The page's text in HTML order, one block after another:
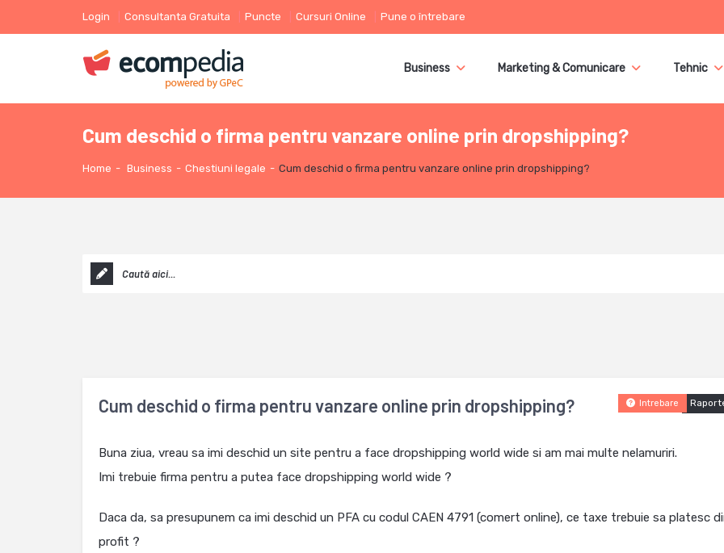
Login Consultanta Gratuita Puncte Cursuri Online Pune o întrebare
Business Marketing & Comunicare Tehnic
Cum deschid o firma pentru vanzare online prin dropshipping?
Home - Business - Chestiuni legale - Cum deschid o firma pentru vanzare online prin dropshipping?
Cum deschid o firma pentru vanzare online prin dropshipping? Intrebare
Buna ziua, vreau sa imi deschid un site pentru a face dropshipping world wide si am mai multe nelamuriri.
Imi trebuie firma pentru a putea face dropshipping world wide ?
Daca da, sa presupunem ca imi deschid un PFA cu codul CAEN 4791 (comert online), ce taxe trebuie sa platesc
profit ?